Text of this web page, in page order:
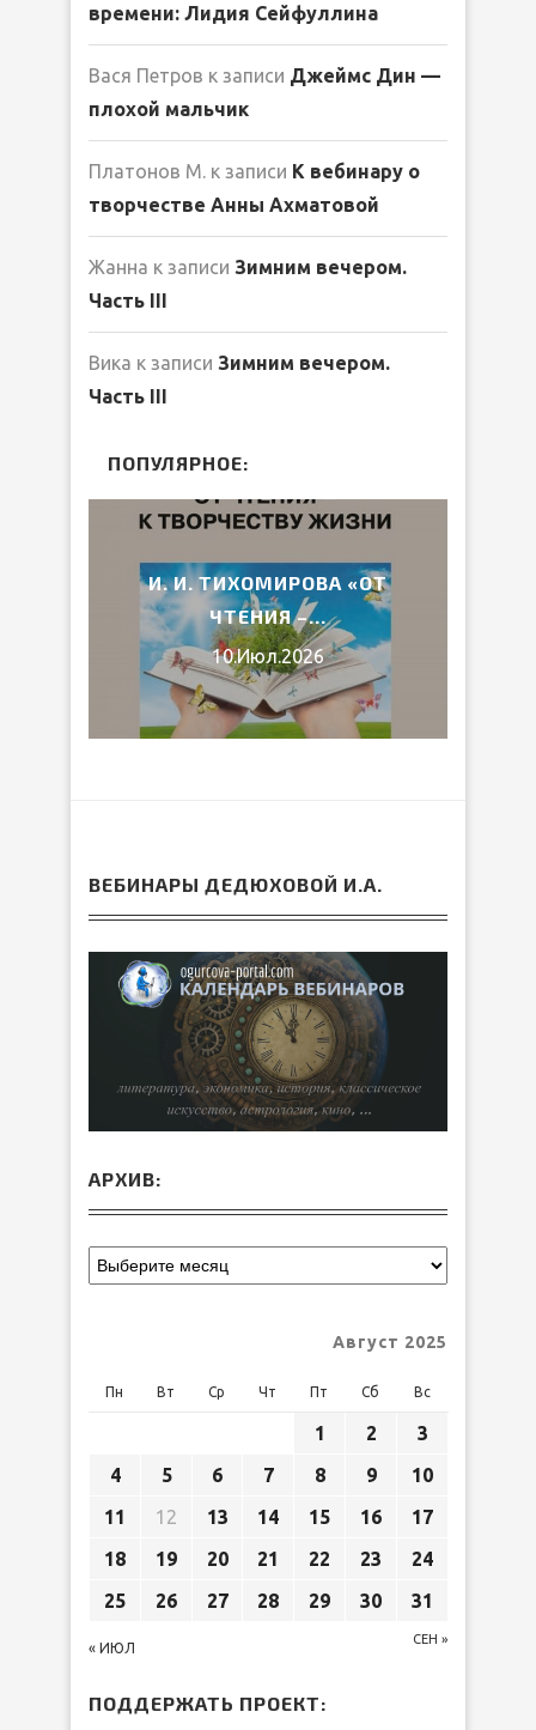
времени: Лидия Сейфуллина
Вася Петров к записи Джеймс Дин —
плохой мальчик
Платонов М. к записи К вебинару о
творчестве Анны Ахматовой
Жанна к записи Зимним вечером.
Часть III
Вика к записи Зимним вечером.
Часть III
ПОПУЛЯРНОЕ:
И. И. ТИХОМИРОВА «ОТ
ЧТЕНИЯ –...
10.Июл.2026
ВЕБИНАРЫ ДЕДЮХОВОЙ И.А.
АРХИВ:
Август 2025
Пн Вт Ср Чт Пт Сб Вс
« ИЮЛ
СЕН »
1 2
3
4
5 6 7 8 9
10
11
12 13 14 15 16
17
18
19 20 21 22 23
24
25
26 27 28 29 30 31
ПОДДЕРЖАТЬ ПРОЕКТ: